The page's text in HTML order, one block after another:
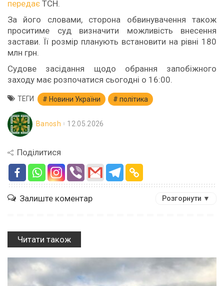
передає ТСН.
За його словами, сторона обвинувачення також
проситиме суд визначити можливість внесення
застави. Її розмір планують встановити на рівні 180
млн грн.
Судове засідання щодо обрання запобіжного
заходу має розпочатися сьогодні о 16:00.
ТЕГИ Новини України політика
Banosh 12.05.2026
Поділитися
Залиште коментар Розгорнути ▼
Читати також